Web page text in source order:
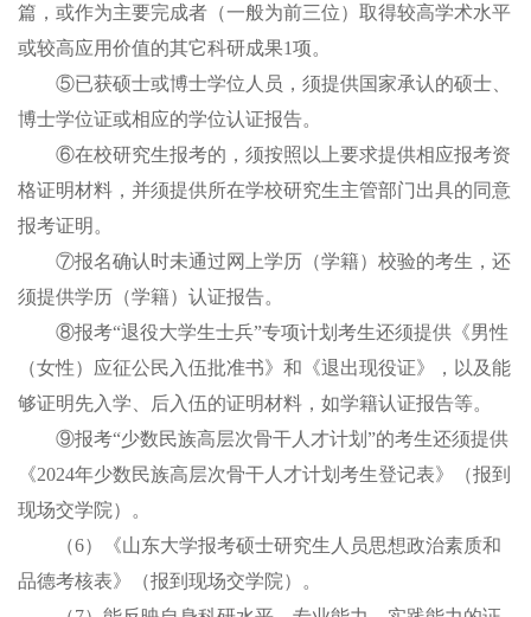
篇，或作为主要完成者（一般为前三位）取得较高学术水平
或较高应用价值的其它科研成果1项。
⑤已获硕士或博士学位人员，须提供国家承认的硕士、
博士学位证或相应的学位认证报告。
⑥在校研究生报考的，须按照以上要求提供相应报考资
格证明材料，并须提供所在学校研究生主管部门出具的同意
报考证明。
⑦报名确认时未通过网上学历（学籍）校验的考生，还
须提供学历（学籍）认证报告。
⑧报考“退役大学生士兵”专项计划考生还须提供《男性
（女性）应征公民入伍批准书》和《退出现役证》，以及能
够证明先入学、后入伍的证明材料，如学籍认证报告等。
⑨报考“少数民族高层次骨干人才计划”的考生还须提供
《2024年少数民族高层次骨干人才计划考生登记表》 （报到
现场交学院）
。
（6）
《山东大学报考硕士研究生人员思想政治素质和
品德考核表》
（报到现场交学院）
。